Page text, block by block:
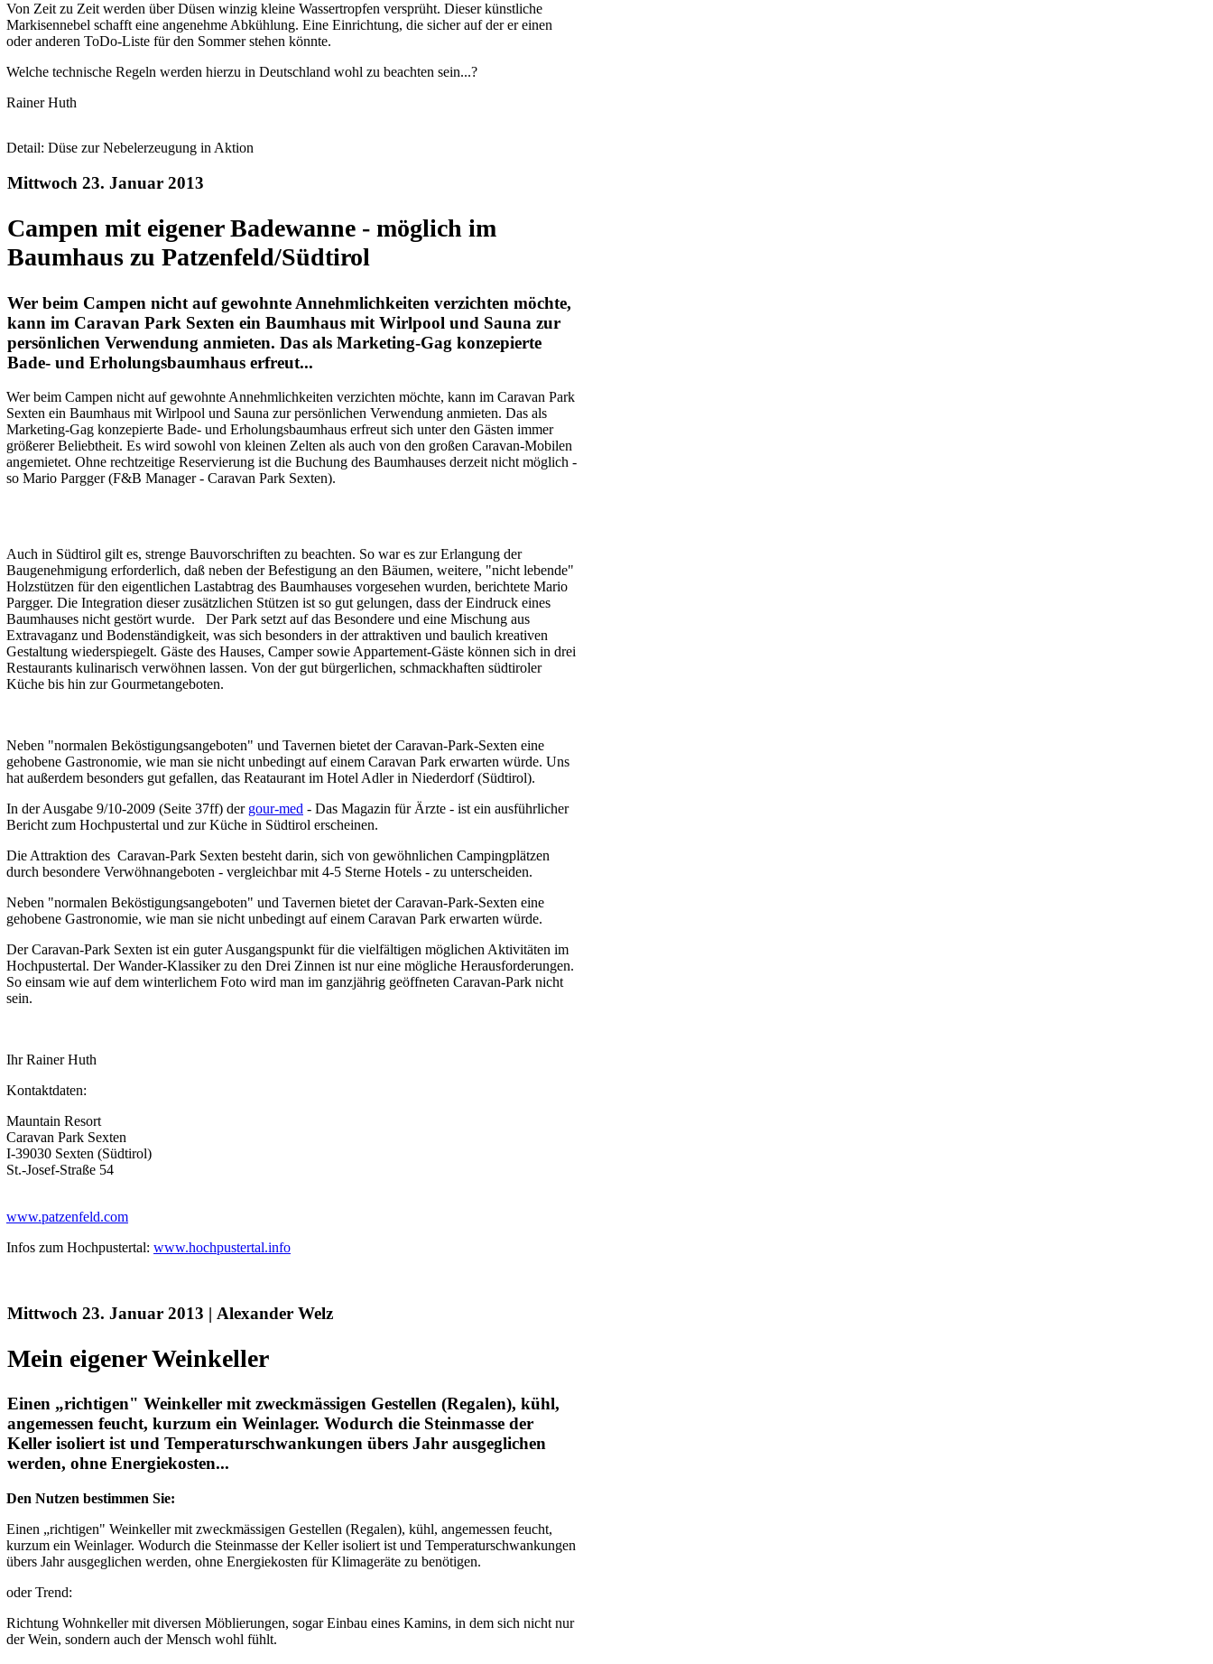
Von Zeit zu Zeit werden über Düsen winzig kleine Wassertropfen versprüht. Dieser künstliche
Markisennebel schafft eine angenehme Abkühlung. Eine Einrichtung, die sicher auf der er einen
oder anderen ToDo-Liste für den Sommer stehen könnte.
Welche technische Regeln werden hierzu in Deutschland wohl zu beachten sein...?
Rainer Huth
Detail: Düse zur Nebelerzeugung in Aktion
Mittwoch 23. Januar 2013
Campen mit eigener Badewanne - möglich im
Baumhaus zu Patzenfeld/Südtirol
Wer beim Campen nicht auf gewohnte Annehmlichkeiten verzichten möchte,
kann im Caravan Park Sexten ein Baumhaus mit Wirlpool und Sauna zur
persönlichen Verwendung anmieten. Das als Marketing-Gag konzepierte
Bade- und Erholungsbaumhaus erfreut...
Wer beim Campen nicht auf gewohnte Annehmlichkeiten verzichten möchte, kann im Caravan Park
Sexten ein Baumhaus mit Wirlpool und Sauna zur persönlichen Verwendung anmieten. Das als
Marketing-Gag konzepierte Bade- und Erholungsbaumhaus erfreut sich unter den Gästen immer
größerer Beliebtheit. Es wird sowohl von kleinen Zelten als auch von den großen Caravan-Mobilen
angemietet. Ohne rechtzeitige Reservierung ist die Buchung des Baumhauses derzeit nicht möglich -
so Mario Pargger (F&B Manager - Caravan Park Sexten).
Auch in Südtirol gilt es, strenge Bauvorschriften zu beachten. So war es zur Erlangung der
Baugenehmigung erforderlich, daß neben der Befestigung an den Bäumen, weitere, "nicht lebende"
Holzstützen für den eigentlichen Lastabtrag des Baumhauses vorgesehen wurden, berichtete Mario
Pargger. Die Integration dieser zusätzlichen Stützen ist so gut gelungen, dass der Eindruck eines
Baumhauses nicht gestört wurde. Der Park setzt auf das Besondere und eine Mischung aus
Extravaganz und Bodenständigkeit, was sich besonders in der attraktiven und baulich kreativen
Gestaltung wiederspiegelt. Gäste des Hauses, Camper sowie Appartement-Gäste können sich in drei
Restaurants kulinarisch verwöhnen lassen. Von der gut bürgerlichen, schmackhaften südtiroler
Küche bis hin zur Gourmetangeboten.
Neben "normalen Beköstigungsangeboten" und Tavernen bietet der Caravan-Park-Sexten eine
gehobene Gastronomie, wie man sie nicht unbedingt auf einem Caravan Park erwarten würde. Uns
hat außerdem besonders gut gefallen, das Reataurant im Hotel Adler in Niederdorf (Südtirol).
In der Ausgabe 9/10-2009 (Seite 37ff) der gour-med - Das Magazin für Ärzte - ist ein ausführlicher
Bericht zum Hochpustertal und zur Küche in Südtirol erscheinen.
Die Attraktion des Caravan-Park Sexten besteht darin, sich von gewöhnlichen Campingplätzen
durch besondere Verwöhnangeboten - vergleichbar mit 4-5 Sterne Hotels - zu unterscheiden.
Neben "normalen Beköstigungsangeboten" und Tavernen bietet der Caravan-Park-Sexten eine
gehobene Gastronomie, wie man sie nicht unbedingt auf einem Caravan Park erwarten würde.
Der Caravan-Park Sexten ist ein guter Ausgangspunkt für die vielfältigen möglichen Aktivitäten im
Hochpustertal. Der Wander-Klassiker zu den Drei Zinnen ist nur eine mögliche Herausforderungen.
So einsam wie auf dem winterlichem Foto wird man im ganzjährig geöffneten Caravan-Park nicht
sein.
Ihr Rainer Huth
Kontaktdaten:
Mauntain Resort
Caravan Park Sexten
I-39030 Sexten (Südtirol)
St.-Josef-Straße 54
www.patzenfeld.com
Infos zum Hochpustertal: www.hochpustertal.info
Mittwoch 23. Januar 2013 | Alexander Welz
Mein eigener Weinkeller
Einen „richtigen" Weinkeller mit zweckmässigen Gestellen (Regalen), kühl,
angemessen feucht, kurzum ein Weinlager. Wodurch die Steinmasse der
Keller isoliert ist und Temperaturschwankungen übers Jahr ausgeglichen
werden, ohne Energiekosten...
Den Nutzen bestimmen Sie:
Einen „richtigen" Weinkeller mit zweckmässigen Gestellen (Regalen), kühl, angemessen feucht,
kurzum ein Weinlager. Wodurch die Steinmasse der Keller isoliert ist und Temperaturschwankungen
übers Jahr ausgeglichen werden, ohne Energiekosten für Klimageräte zu benötigen.
oder Trend:
Richtung Wohnkeller mit diversen Möblierungen, sogar Einbau eines Kamins, in dem sich nicht nur
der Wein, sondern auch der Mensch wohl fühlt.